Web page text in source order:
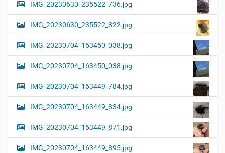
IMG_20230630_235522_736.jpg
IMG_20230630_235522_822.jpg
IMG_20230704_163450_038.jpg
IMG_20230704_163450_038.jpg
IMG_20230704_163449_784.jpg
IMG_20230704_163449_834.jpg
IMG_20230704_163449_871.jpg
IMG_20230704_163449_895.jpg